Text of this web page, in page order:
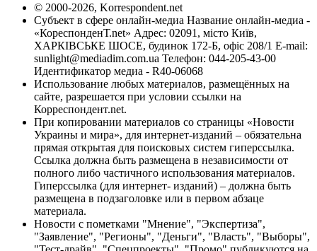
© 2000-2026, Korrespondent.net
Субъект в сфере онлайн-медиа Название онлайн-медиа -
«КореспонденТ.net» Адрес: 02091, місто Київ,
ХАРКІВСЬКЕ ШОСЕ, будинок 172-Б, офіс 208/1 E-mail:
sunlight@mediadim.com.ua Телефон: 044-205-43-00
Идентификатор медиа - R40-06068
Использование любых материалов, размещённых на
сайте, разрешается при условии ссылки на
Корреспондент.net.
При копировании материалов со страницы «Новости
Украины и мира», для интернет-изданий – обязательна
прямая открытая для поисковых систем гиперссылка.
Ссылка должна быть размещена в независимости от
полного либо частичного использования материалов.
Гиперссылка (для интернет- изданий) – должна быть
размещена в подзаголовке или в первом абзаце
материала.
Новости с пометками "Мнение", "Экспертиза",
"Заявление", "Регионы", "Деньги", "Власть", "Выборы",